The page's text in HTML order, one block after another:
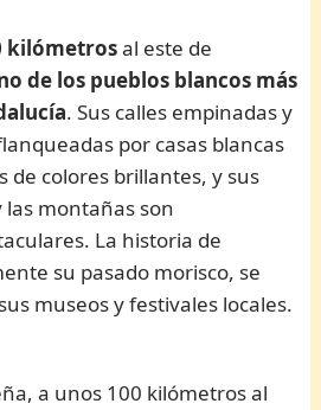
kilómetrosal este de
de los pueblos blancos más
. Sus calles empinadas y
por casas blancas
de colores brillantes, y sus
las montañas son
La historia de
su pasado morisco, se
museos y festivales locales.
a unos 100 kilómetros al